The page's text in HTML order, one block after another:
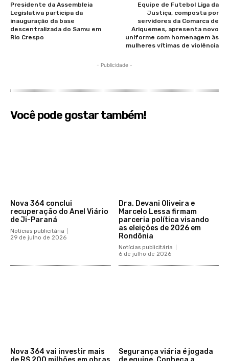
Presidente da Assembleia
Legislativa participa da
inauguração da base
descentralizada do Samu em
Rio Crespo
Equipe de Futebol Liga da
Justiça, composta por
servidores da Comarca de
Ariquemes, apresenta novo
uniforme com homenagem às
mulheres vítimas de violência
- Publicidade -
Você pode gostar também!
Nova 364 conclui
recuperação do Anel Viário
de Ji-Paraná
Notícias publicitária
29 de julho de 2026
Dra. Devani Oliveira e
Marcelo Lessa firmam
parceria política visando
as eleições de 2026 em
Rondônia
Notícias publicitária
6 de julho de 2026
Nova 364 vai investir mais
Segurança viária é jogada